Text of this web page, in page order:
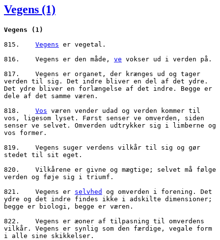
Vegens (1)
Vegens
(1)
Vegens er vegetal.
816.	Vegens er den måde, ve vokser ud i verden på.
817.	Vegens er organet, der krænges ud og tager
verden til sig. Det indre bliver en del af det ydre.
Det ydre bliver en forlængelse af det indre. Begge er
dele af det samme væren.
Vos væren vender udad og verden kommer til
vos, ligesom lyset. Først senser ve omverden, siden
senser ve selvet. Omverden udtrykker sig i limberne og
vos former.
819.	Vegens suger verdens vilkår til sig og gør
stedet til sit eget.
820.	Vilkårene er givne og mægtige; selvet må følge
verden og føje sig i triumf.
821.	Vegens er selvhed
og omverden i forening. Det
ydre og det indre findes ikke i adskilte dimensioner;
begge er biologi, begge er væren.
822.	Vegens er æoner af tilpasning til omverdens
vilkår. Vegens er synlig som den færdige, vegale form
i alle sine skikkelser.